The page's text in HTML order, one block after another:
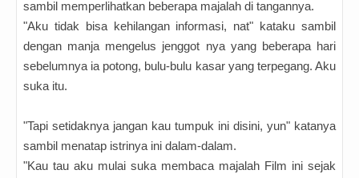
sambil memperlihatkan beberapa majalah di tangannya.
"Aku tidak bisa kehilangan informasi, nat" kataku sambil
dengan manja mengelus jenggot nya yang beberapa hari
sebelumnya ia potong, bulu-bulu kasar yang terpegang. Aku
suka itu.
"Tapi setidaknya jangan kau tumpuk ini disini, yun" katanya
sambil menatap istrinya ini dalam-dalam.
"Kau tau aku mulai suka membaca majalah Film ini sejak